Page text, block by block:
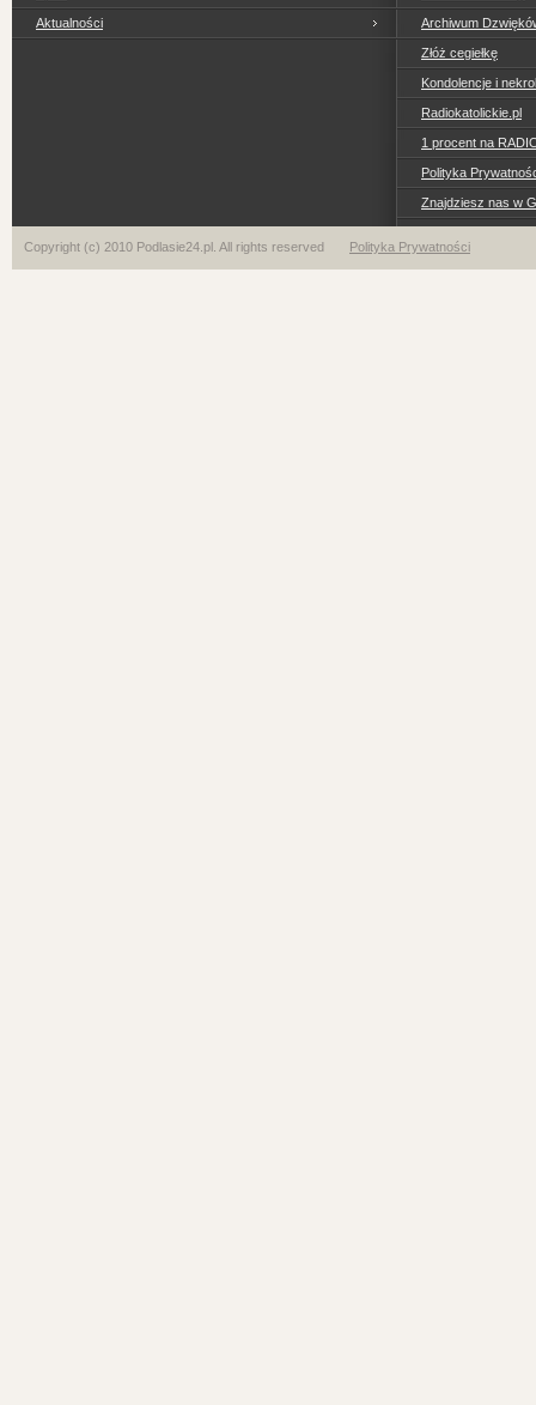
Aktualności Archiwum
Złóż cegiełkę
Kondolencje i
Radiokatolickie.pl
1 procent na
Polityka
Znajdziesz nas w
Copyright (c) 2010 Podlasie24.pl. All rights reserved Polityka Prywatności